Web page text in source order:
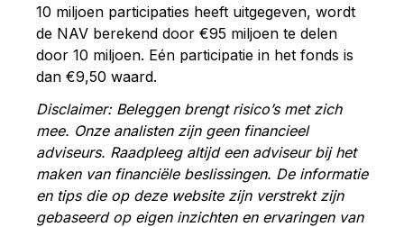
10 miljoen participaties heeft uitgegeven, wordt
de NAV berekend door €95 miljoen te delen
door 10 miljoen. Eén participatie in het fonds is
dan €9,50 waard.
Disclaimer: Beleggen brengt risico’s met zich
mee. Onze analisten zijn geen financieel
adviseurs. Raadpleeg altijd een adviseur bij het
maken van financiële beslissingen. De informatie
en tips die op deze website zijn verstrekt zijn
gebaseerd op eigen inzichten en ervaringen van